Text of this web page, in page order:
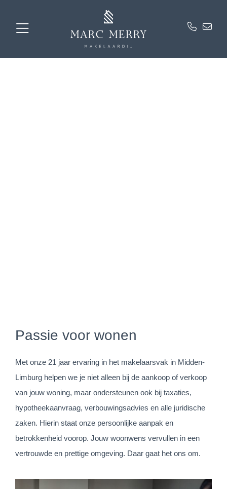
Passie voor wonen
Met onze 21 jaar ervaring in het makelaarsvak in Midden-
Limburg helpen we je niet alleen bij de aankoop of verkoop
van jouw woning, maar ondersteunen ook bij taxaties,
hypotheekaanvraag, verbouwingsadvies en alle juridische
zaken. Hierin staat onze persoonlijke aanpak en
betrokkenheid voorop. Jouw woonwens vervullen in een
vertrouwde en prettige omgeving. Daar gaat het ons om.